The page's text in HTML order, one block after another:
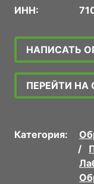
ИНН:
НАПИСАТЬ
ПЕРЕЙТИ НА
Категория: